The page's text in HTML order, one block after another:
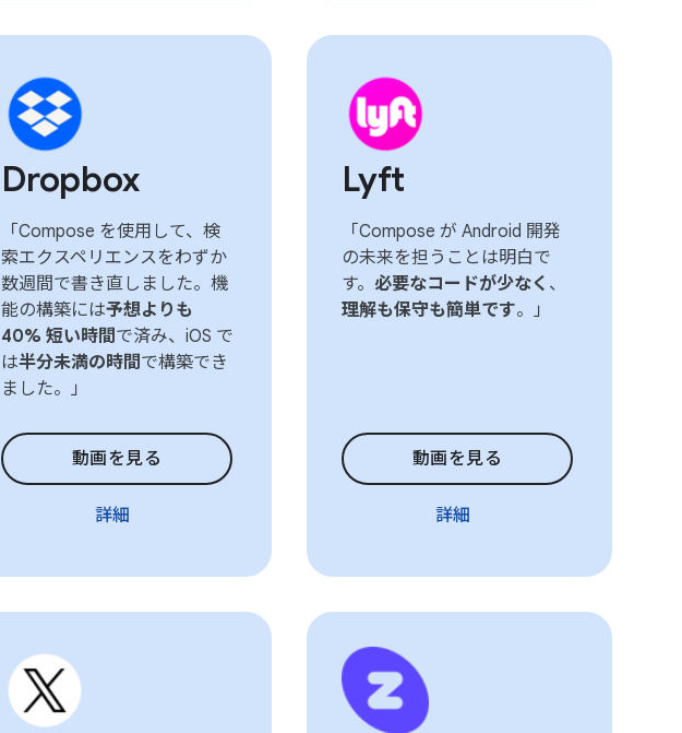
Dropbox
「Compose を使用して、検
索エクスペリエンスをわずか
数週間で書き直しました。機
能の構築には予想よりも
40% 短い時間で済み、iOS で
は半分未満の時間で構築でき
ました。」
動画を見る
詳細
Lyft
「Compose が Android 開発
の未来を担うことは明白で
す。 必要なコードが少なく 、
理解も保守も簡単です。」
動画を見る
詳細